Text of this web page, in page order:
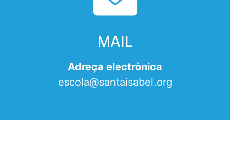
MAIL
Adreça electrònica
escola@santaisabel.org